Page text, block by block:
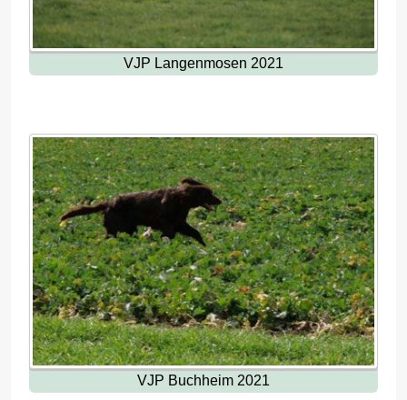
VJP Langenmosen 2021
VJP Buchheim 2021